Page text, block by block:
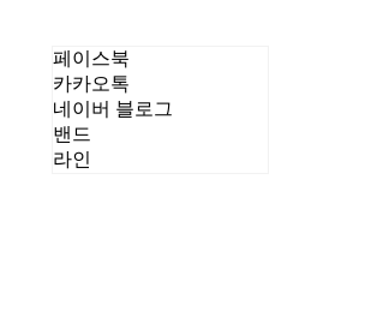
페이스북
카카오톡
네이버 블로그
밴드
라인